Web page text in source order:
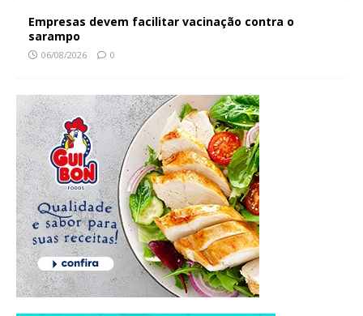
Empresas devem facilitar vacinação contra o
sarampo
06/08/2026 0